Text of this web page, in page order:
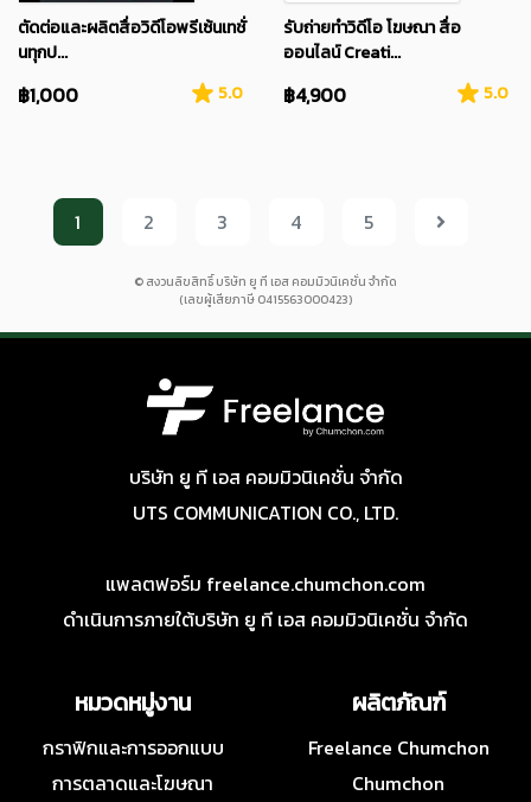
ตัดต่อและผลิตสื่อวิดีโอพรีเซ้นเทชั่
นทุกป...
฿1,000 5.0
รับถ่ายทำวิดีโอ โฆษณา สื่อ
ออนไลน์ Creati...
฿4,900 5.0
1 2 3 4 5
© สงวนลิขสิทธิ์ บริษัท ยู ที เอส คอมมิวนิเคชั่น จำกัด
(เลขผู้เสียภาษี 0415563000423)
บริษัท ยู ที เอส คอมมิวนิเคชั่น จำกัด
UTS COMMUNICATION CO., LTD.
แพลตฟอร์ม freelance.chumchon.com
ดำเนินการภายใต้บริษัท ยู ที เอส คอมมิวนิเคชั่น จำกัด
หมวดหมู่งาน
กราฟิกและการออกแบบ
การตลาดและโฆษณา
ผลิตภัณฑ์
Freelance Chumchon
Chumchon